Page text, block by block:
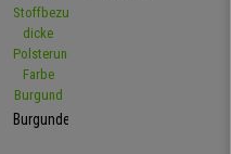
Burgunder